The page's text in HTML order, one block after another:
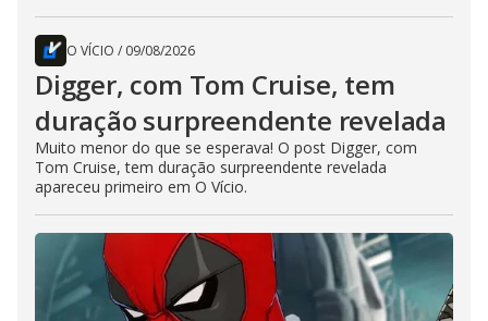
O VÍCIO / 09/08/2026
Digger, com Tom Cruise, tem
duração surpreendente revelada
Muito menor do que se esperava! O post Digger, com
Tom Cruise, tem duração surpreendente revelada
apareceu primeiro em O Vício.